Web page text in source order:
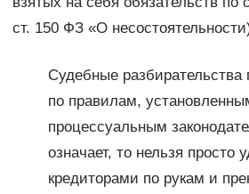
ст. 150 ФЗ «О
Судебные разбирательства
по правилам,
процессуальным
означает, то нельзя просто
кредиторами по рукам и